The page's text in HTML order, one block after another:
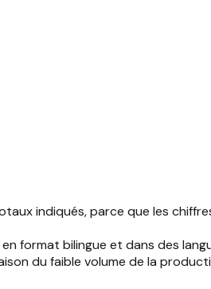
indiqués, parce que les
format bilingue et dans des
du faible volume de la